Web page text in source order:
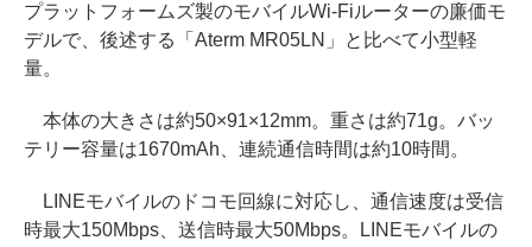
プラットフォームズ製のモバイルWi-Fiルーターの廉価モ
デルで、後述する「Aterm MR05LN」と比べて小型軽
量。
本体の大きさは約50×91×12mm。重さは約71g。バッ
テリー容量は1670mAh、連続通信時間は約10時間。
LINEモバイルのドコモ回線に対応し、通信速度は受信
時最大150Mbps、送信時最大50Mbps。LINEモバイルの